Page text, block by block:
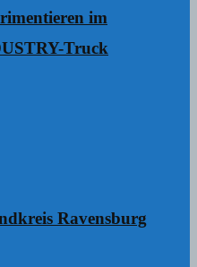
im
Truck
Ravensburg